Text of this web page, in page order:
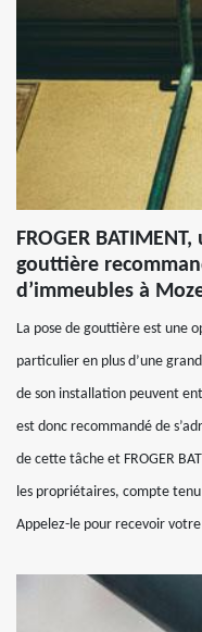
FROGER
gouttière
d’immeubles à
La pose de gouttière est une
particulier en plus d’une
de son installation peuvent
est donc recommandé de
de cette tâche et FROGER
les propriétaires, compte
Appelez-le pour recevoir votre